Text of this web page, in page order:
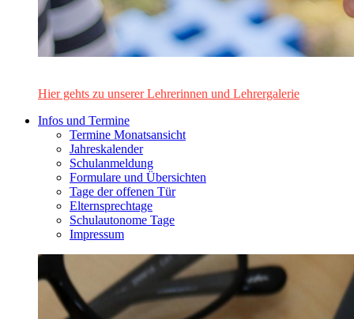
Hier gehts zu unserer Lehrerinnen und Lehrergalerie
Infos und Termine
Termine Monatsansicht
Jahreskalender
Schulanmeldung
Formulare und Übersichten
Tage der offenen Tür
Elternsprechtage
Schulautonome Tage
Impressum